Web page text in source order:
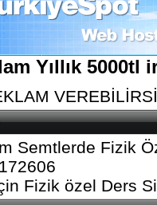
Yıllık
Semtlerde Fizik
Fizik özel Ders